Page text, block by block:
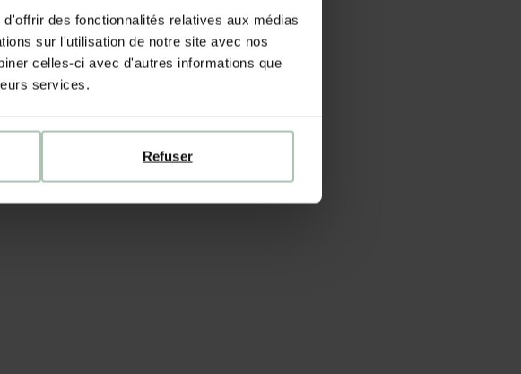
des fonctionnalités relatives aux médias
sur l'utilisation de notre site avec nos
celles-ci avec d'autres informations que
services.
Refuser